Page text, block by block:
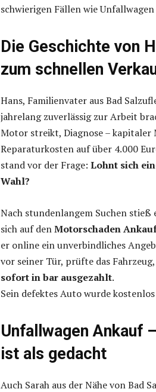
schwierigen Fällen wie
Die Geschichte von
zum schnellen
Hans, Familienvater aus Bad
jahrelang zuverlässig zur Arbeit
Motor streikt, Diagnose – kapitaler
Reparaturkosten auf über 4.000
stand vor der Frage: Lohnt sich
Wahl?
Nach stundenlangem Suchen stieß
sich auf denMotorschaden
er online ein unverbindliches
vor seiner Tür, prüfte das
sofort in bar ausgezahlt.
Sein defektes Auto wurde
Unfallwagen Ankauf
ist als gedacht
Auch Sarah aus der Nähe von Bad